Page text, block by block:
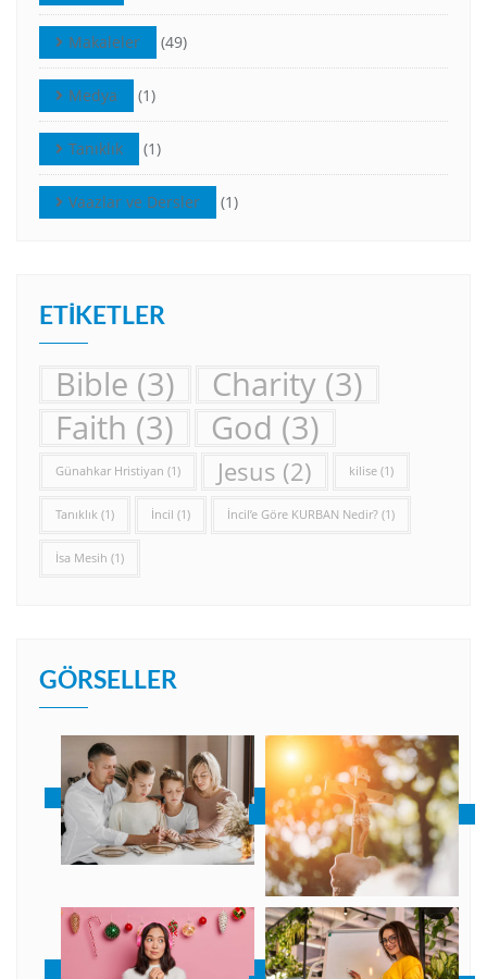
Makaleler (49)
Medya (1)
Tanıklık (1)
Vaazlar ve Dersler (1)
ETIKETLER
Bible (3) Charity (3)
Faith (3) God (3)
Günahkar Hristiyan (1) Jesus (2) kilise (1)
Tanıklık (1) İncil (1) İncil’e Göre KURBAN Nedir? (1)
İsa Mesih (1)
GÖRSELLER